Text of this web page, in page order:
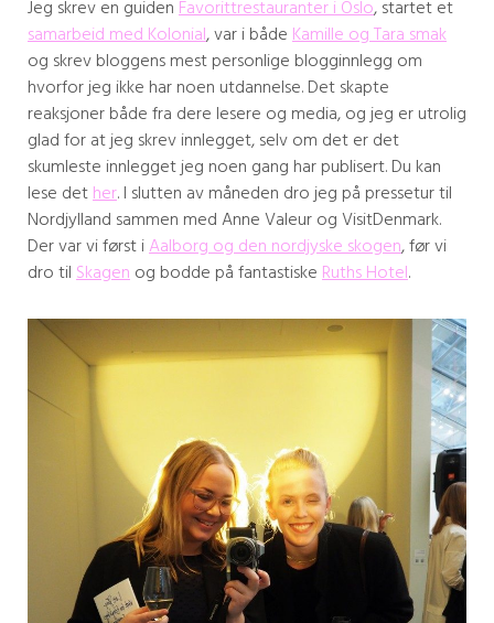
Jeg skrev en guidenFavorittrestauranter i Oslo, startet et
samarbeid med Kolonial, var i bådeKamille og Tara smak
og skrev bloggens mest personlige blogginnlegg om
hvorfor jeg ikke har noen utdannelse. Det skapte
reaksjoner både fra dere lesere og media, og jeg er utrolig
glad for at jeg skrev innlegget, selv om det er det
skumleste innlegget jeg noen gang har publisert. Du kan
lese dether. I slutten av måneden dro jeg på pressetur til
Nordjylland sammen med Anne Valeur og VisitDenmark.
Der var vi først iAalborg og den nordjyske skogen, før vi
dro tilSkagenog bodde på fantastiskeRuths Hotel.